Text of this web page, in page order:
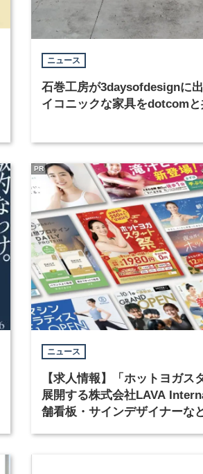
ニュース
石巻工房が3daysofdesignに
イコニックな家具をdotcom
ニュース
【求人情報】「ホットヨガス
展開する株式会社LAVA
舗看板・サインデザイナーな
PR